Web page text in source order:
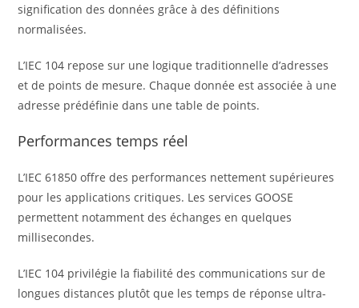
signification des données grâce à des définitions
normalisées.
L’IEC 104 repose sur une logique traditionnelle d’adresses
et de points de mesure. Chaque donnée est associée à une
adresse prédéfinie dans une table de points.
Performances temps réel
L’IEC 61850 offre des performances nettement supérieures
pour les applications critiques. Les services GOOSE
permettent notamment des échanges en quelques
millisecondes.
L’IEC 104 privilégie la fiabilité des communications sur de
longues distances plutôt que les temps de réponse ultra-